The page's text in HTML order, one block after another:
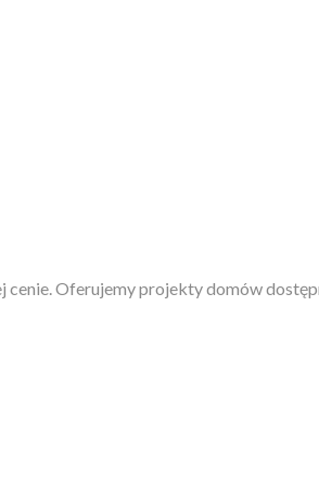
Oferujemy projekty domów